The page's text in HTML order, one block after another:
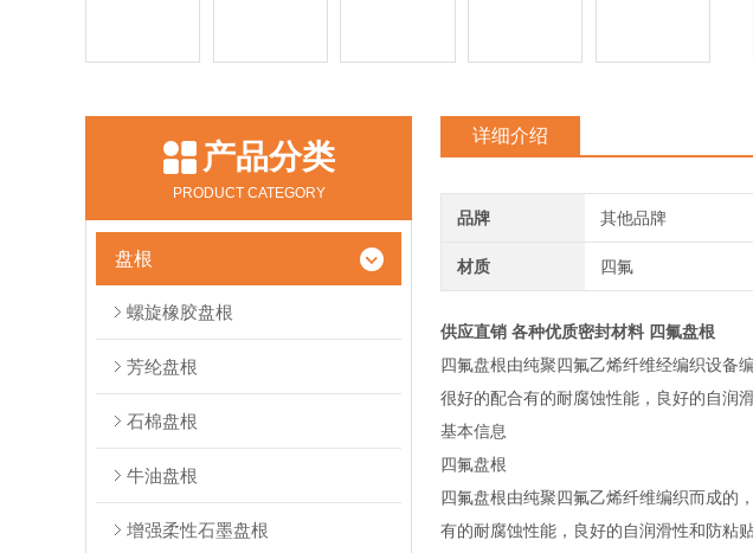
产品分类
PRODUCT CATEGORY
盘根
螺旋橡胶盘根
芳纶盘根
石棉盘根
牛油盘根
增强柔性石墨盘根
详细介绍
品牌 其他品牌
材质 四氟
供应直销 各种优质密封材料 四氟盘根
四氟盘根由纯聚四氟乙烯纤维经编织设备
很好的配合有的耐腐蚀性能，良好的自润
基本信息
四氟盘根
四氟盘根由纯聚四氟乙烯纤维编织而成的
有的耐腐蚀性能，良好的自润滑性和防粘